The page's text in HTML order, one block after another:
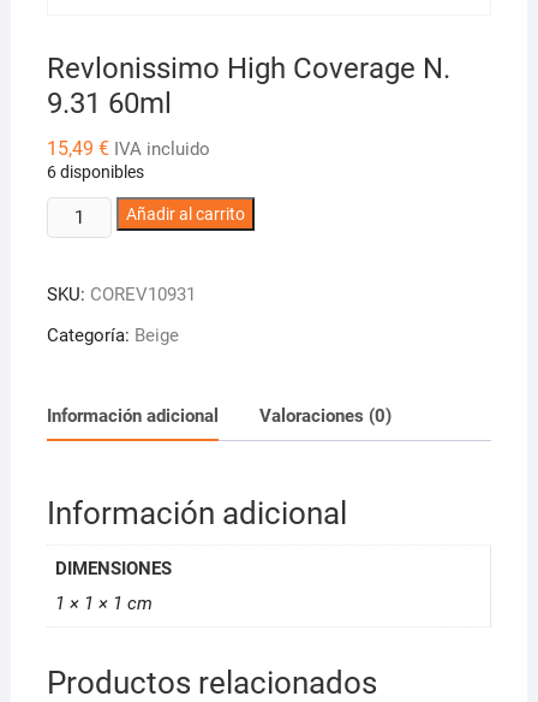
Revlonissimo High Coverage N.
9.31 60ml
15,49 € IVA incluido
6 disponibles
Revlonissimo
High
N.
9.31
Añadir al carrito
SKU: COREV10931
Categoría: Beige
Información adicional Valoraciones (0)
Información adicional
DIMENSIONES
1 × 1 × 1 cm
Productos relacionados